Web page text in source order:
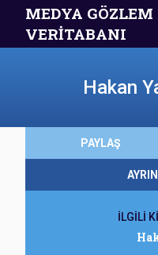
MEDYA GÖZLEM
VERİTABANI
Hakan
PAYLAŞ
İLGİLİ